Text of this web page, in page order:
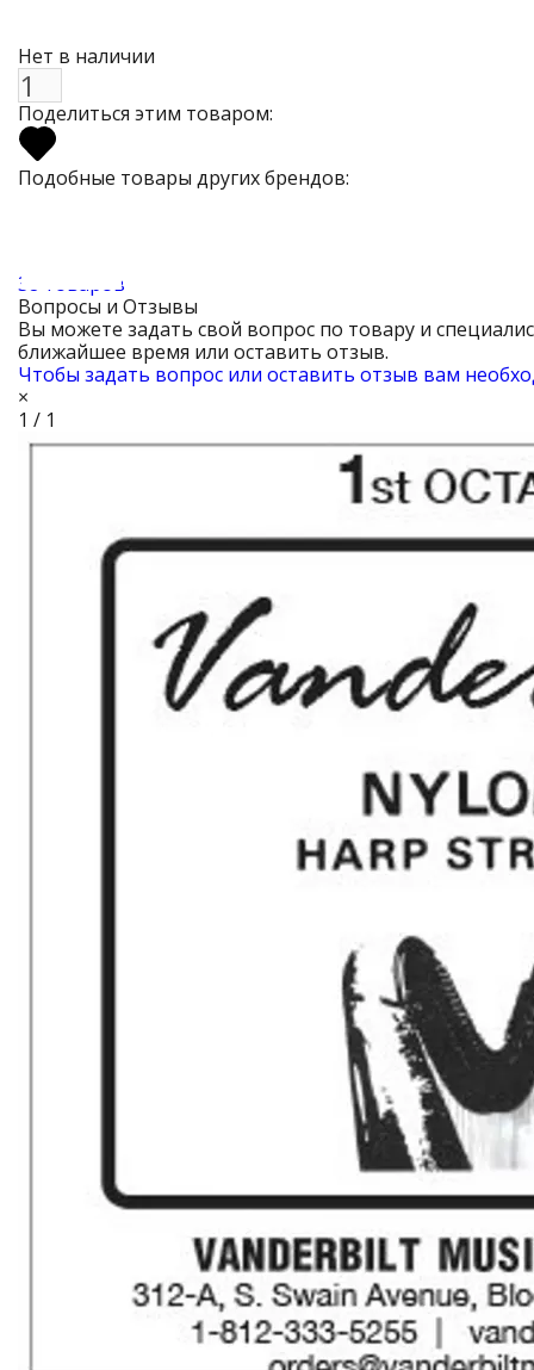
Нет в наличии
Поделиться этим товаром:
Подобные товары других брендов:
38 товаров
Вопросы и Отзывы
Вы можете задать свой вопрос по товару и
ближайшее время или оставить отзыв.
Чтобы задать вопрос или оставить отзыв вам
×
1 / 1